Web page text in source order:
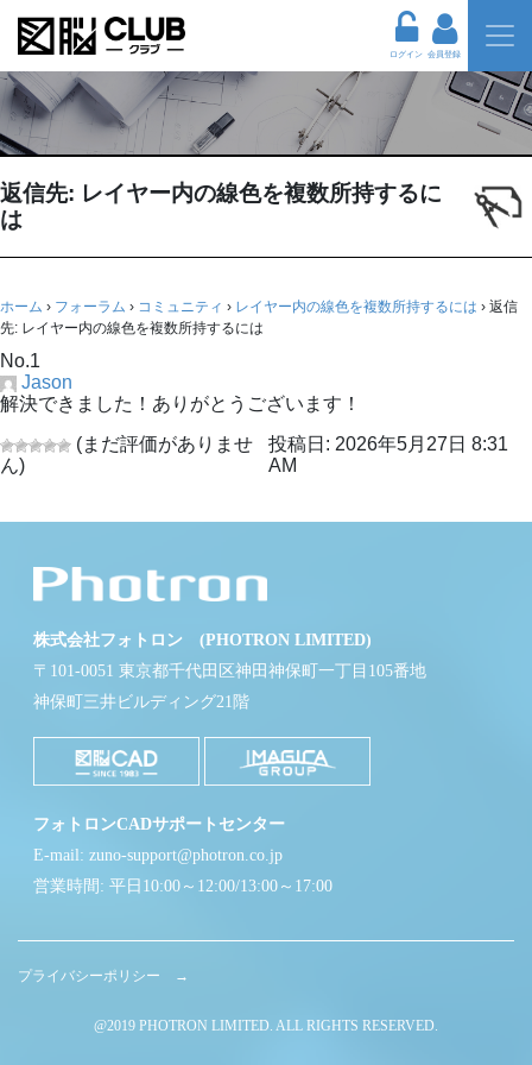
ログイン 会員登録
返信先: レイヤー内の線色を複数所持するに
は
ホーム › フォーラム › コミュニティ › レイヤー内の線色を複数所持するには › 返信
先: レイヤー内の線色を複数所持するには
No.1
Jason
解決できました！ありがとうございます！
(まだ評価がありませ
ん)
投稿日: 2026年5月27日 8:31
AM
株式会社フォトロン (PHOTRON LIMITED)
〒101-0051 東京都千代田区神田神保町一丁目105番地
神保町三井ビルディング21階
フォトロンCADサポートセンター
E-mail: zuno-support@photron.co.jp
営業時間: 平日10:00～12:00/13:00～17:00
プライバシーポリシー →
@2019 PHOTRON LIMITED. ALL RIGHTS RESERVED.